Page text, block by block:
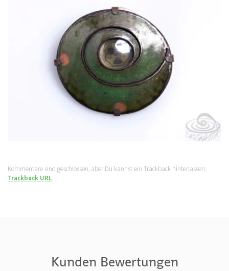
Kommentare sind geschlossen, aber Du kannst ein Trackback hinterlassen:
Trackback URL.
Kunden Bewertungen